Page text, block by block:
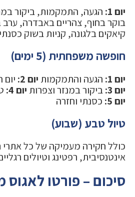
יום 1: הגעה, התמקמות, ביקור
בוקר בחוף, צהריים באבדרה,
קיאקים בלגונה, קניות בשוק כסנתי
חופשה משפחתית (5 ימים)
יום 1: הגעה והתמקמות יום 2:
יום 3:
ביקור במנזר וצפרות יום 4:
יום 5:
כסנתי וחזרה
טיול טבע (שבוע)
כולל חקירה מעמיקה של כל
אינטנסיבית, רפטינג וטיולים
סיכום – פורטו